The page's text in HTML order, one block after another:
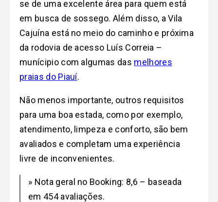
se de uma excelente área para quem está
em busca de sossego. Além disso, a Vila
Cajuína está no meio do caminho e próxima
da rodovia de acesso Luís Correia –
munícipio com algumas das melhores
praias do Piauí.
Não menos importante, outros requisitos
para uma boa estada, como por exemplo,
atendimento, limpeza e conforto, são bem
avaliados e completam uma experiência
livre de inconvenientes.
» Nota geral no Booking: 8,6 – baseada
em 454 avaliações.